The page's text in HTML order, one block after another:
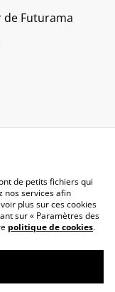
de Futurama
Terms
Policy
Bois
de petits fichiers qui
nos services afin
plus sur ces cookies
sur « Paramètres des
politique de cookies.